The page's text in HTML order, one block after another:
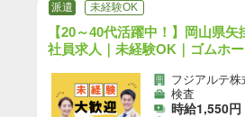
派遣 未経験OK
【20～40代活躍中！】岡山県
社員求人｜未経験OK｜ゴムホ
-02-JP）【10】
フジアルテ株
検査
時給1,550円